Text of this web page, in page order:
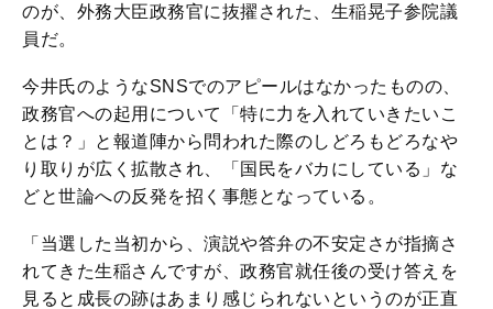
のが、外務大臣政務官に抜擢された、生稲晃子参院議
員だ。
今井氏のようなSNSでのアピールはなかったものの、
政務官への起用について「特に力を入れていきたいこ
とは？」と報道陣から問われた際のしどろもどろなや
り取りが広く拡散され、「国民をバカにしている」な
どと世論への反発を招く事態となっている。
「当選した当初から、演説や答弁の不安定さが指摘さ
れてきた生稲さんですが、政務官就任後の受け答えを
見ると成長の跡はあまり感じられないというのが正直